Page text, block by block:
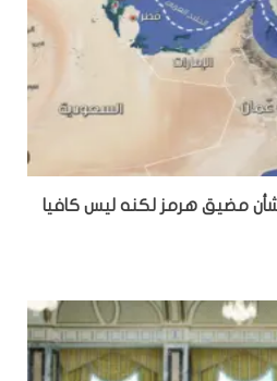
بشأن مضيق هرمز لكنه ليس كافيا